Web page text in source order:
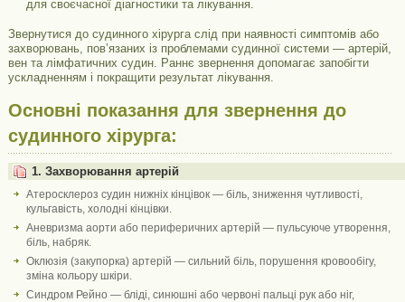
для своєчасної діагностики та лікування.
Звернутися до судинного хірурга слід при наявності симптомів або
захворювань, пов’язаних із проблемами судинної системи — артерій,
вен та лімфатичних судин. Раннє звернення допомагає запобігти
ускладненням і покращити результат лікування.
Основні показання для звернення до
судинного хірурга:
1. Захворювання артерій
Атеросклероз судин нижніх кінцівок — біль, зниження чутливості,
кульгавість, холодні кінцівки.
Аневризма аорти або периферичних артерій — пульсуюче утворення,
біль, набряк.
Оклюзія (закупорка) артерій — сильний біль, порушення кровообігу,
зміна кольору шкіри.
Синдром Рейно — бліді, синюшні або червоні пальці рук або ніг,